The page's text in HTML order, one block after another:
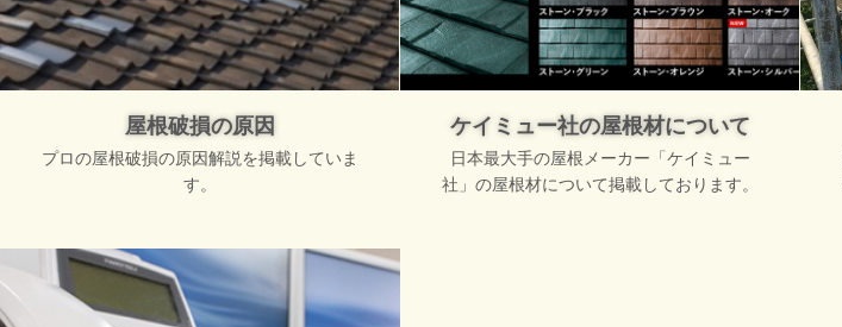
屋根破損の原因
プロの屋根破損の原因解説を掲載していま
す。
ケイミュー社の屋根材について
日本最大手の屋根メーカー「ケイミュー
社」の屋根材について掲載しております。